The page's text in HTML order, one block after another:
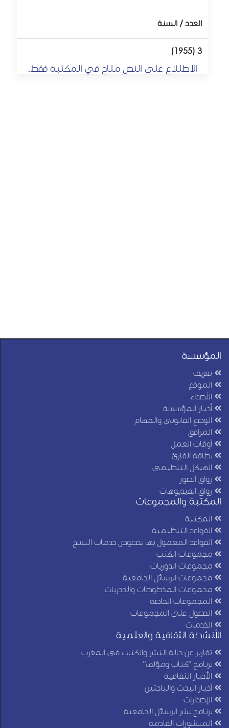
العدد / السنة
3 (1955)
الاطللاع على النص متاح في المكتبة فقط.
المؤسسة
تعريف
الموقع
الأصداء
أخبار المؤسسة
الوضع القانوني والمهام
المرافق
أوقات العمل
بطاقة القارئ
الهيكل التنظيمي
رواق الصور
رواق الفيديوهات
المكتبة والمجموعات
المكتبة
القواعد التنظيمية
القواعد المعمول بها بخصوص خدمات النسخ
مجموعات الكتب
مجموعات الدوريات
مجموعات الرسائل الجامعية
مجموعات المخطوطات والحجريات
المجموعات الخاصة
الحصول على المجموعات
الخدمات
الأنشطة الثقافية والعلمية
تقارير عن حالة النشر والكتاب في المغرب
برنامج "كتاب ومؤلف"
الأخبار الثقافية
أخبار البحث والباحثين
الإصدارات
برنامج نشر الرسائل الجامعية
المنشورات القادمة